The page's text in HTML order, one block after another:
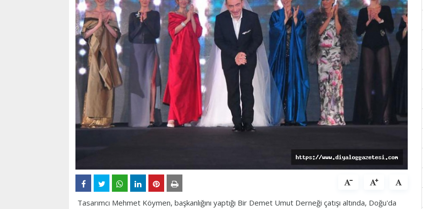
Tasarımcı Mehmet Köymen, başkanlığını yaptığı Bir Demet Umut Derneği çatışı altında, Doğu'da